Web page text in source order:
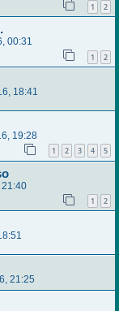
1 2
00:31
1 2
18:41
19:28
1 2 3 4 5
1 2
21:25